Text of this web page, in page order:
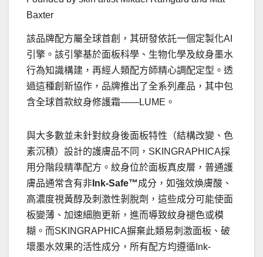
Baxter
該品牌配方屬全球首創，其研發依託一個定製化AI
引擎。該引擎基於面板科學、生物化學及紋身墨水
行為知識構建，再經人類配方師精心調配定型。透
過這種創新協作，品牌推出了全系列產品，其中包
含全球首款紋身修護霜——LUME。
與大多數並未針對紋身後面板特性（結構改變、色
素沉積）設計的護膚品不同，SKINGRAPHICA採
用分階段精準配方。紋身位於面板真皮層，普通護
膚品通常含有非 Ink-Safe™成分，如強效煥膚酸、
高濃度視黃醇及刺激性剝脫劑，這些成分可能使面
板變薄、加速細胞更新，進而導致紋身褪色或模
糊。而SKINGRAPHICA摒棄此類易刺激面板、破
壞墨水效果的活性成分，所有配方均遵循Ink-